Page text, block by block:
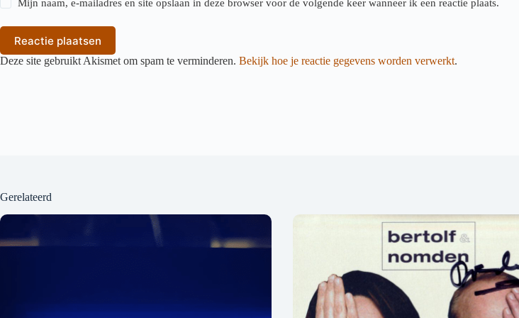
Mijn naam, e-mailadres en site opslaan in deze browser voor de volgende keer wanneer ik een reactie plaats.
Reactie plaatsen
Deze site gebruikt Akismet om spam te verminderen. Bekijk hoe je reactie gegevens worden verwerkt.
Gerelateerd